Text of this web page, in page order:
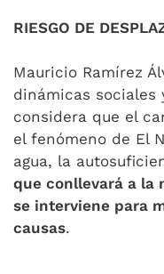
RIESGO DE
Mauricio Ramírez
dinámicas sociales
considera que el
el fenómeno de El
agua, la
que conllevará a la
se interviene para
causas.